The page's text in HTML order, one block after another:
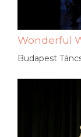
Wonderful
Budapest